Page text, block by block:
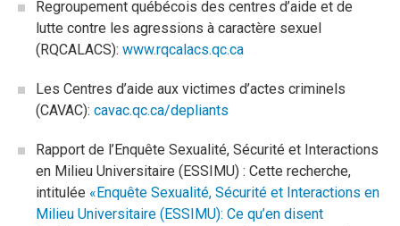
Regroupement québécois des centres d’aide et de
lutte contre les agressions à caractère sexuel
(RQCALACS): www.rqcalacs.qc.ca
Les Centres d’aide aux victimes d’actes criminels
(CAVAC): cavac.qc.ca/depliants
Rapport de l’Enquête Sexualité, Sécurité et Interactions
en Milieu Universitaire (ESSIMU) : Cette recherche,
intitulée «Enquête Sexualité, Sécurité et Interactions en
Milieu Universitaire (ESSIMU): Ce qu’en disent